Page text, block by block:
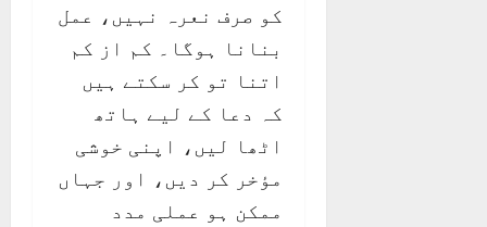
کو صرف نعرہ نہیں، عمل
بنانا ہوگا۔ کم از کم
اتنا تو کر سکتے ہیں
کہ دعا کے لیے ہاتھ
اٹھا لیں، اپنی خوشی
مؤخر کر دیں، اور جہاں
ممکن ہو عملی مدد